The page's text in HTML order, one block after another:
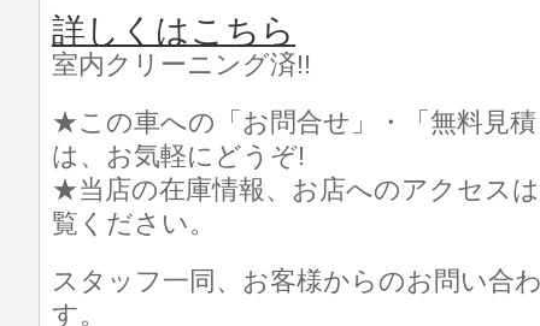
詳しくはこちら
室内クリーニング済!!
★この車への「お問合せ」・「無料見
は、お気軽にどうぞ!
★当店の在庫情報、お店へのアクセス
覧ください。
スタッフ一同、お客様からのお問い合
す。